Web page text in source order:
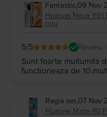
Fantastic,09 Nov
Huawei Nova Y91
nou
5/5 Review
Sunt foarte multumita
functioneaza de
Ragia ion,07 Nov
Huawei Mate 40